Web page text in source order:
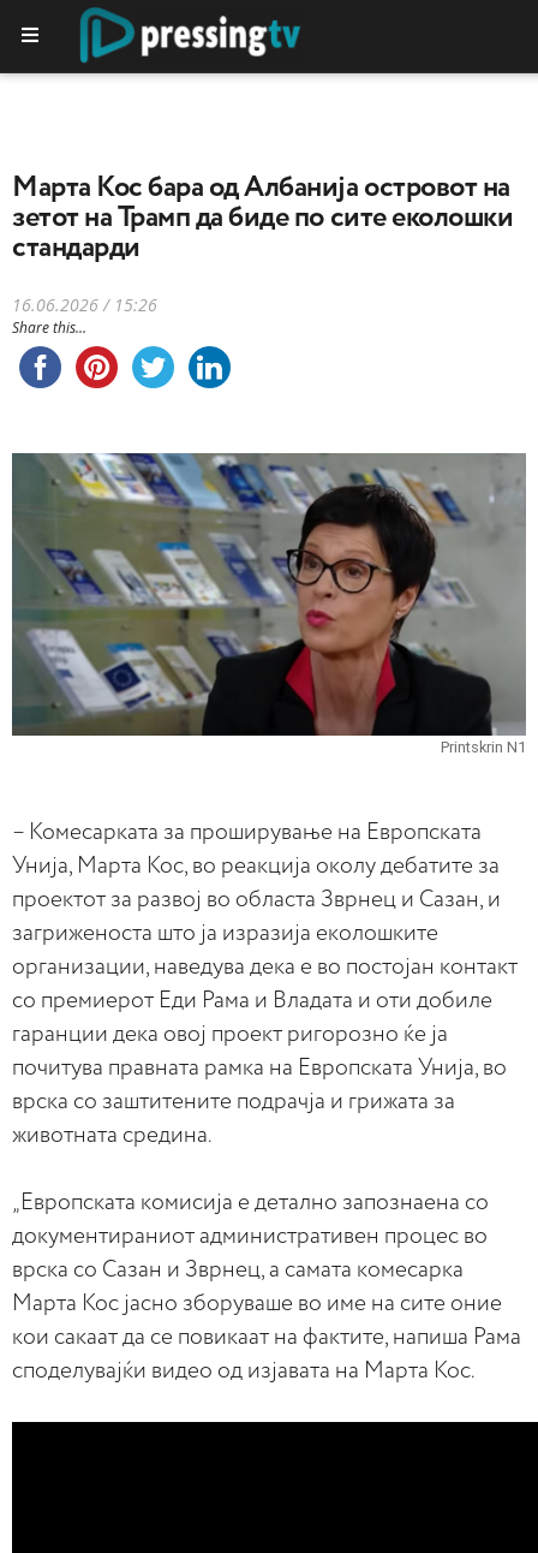
Марта Кос бара од Албанија островот на
зетот на Трамп да биде по сите еколошки
стандарди
16.06.2026 / 15:26
Share this...
Printskrin N1
– Комесарката за проширување на Европската
Унија, Марта Кос, во реакција околу дебатите за
проектот за развој во областа Зврнец и Сазан, и
загриженоста што ја изразија еколошките
организации, наведува дека е во постојан контакт
со премиерот Еди Рама и Владата и оти добиле
гаранции дека овој проект ригорозно ќе ја
почитува правната рамка на Европската Унија, во
врска со заштитените подрачја и грижата за
животната средина.
„Европската комисија е детално запознаена со
документираниот административен процес во
врска со Сазан и Зврнец, а самата комесарка
Марта Кос јасно зборуваше во име на сите оние
кои сакаат да се повикаат на фактите, напиша Рама
споделувајќи видео од изјавата на Марта Кос.